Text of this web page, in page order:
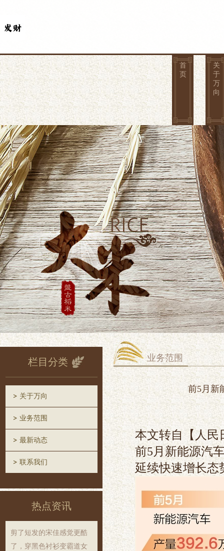
首
页
关
于
万
向
栏目分类
关于万向
业务范围
最新动态
联系我们
热点资讯
剪了短发的宋佳感觉更酷
了，穿黑色衬衫变霸道女
业务范围
前5月新
本文转自【人民
前5月新能源汽
延续快速增长态